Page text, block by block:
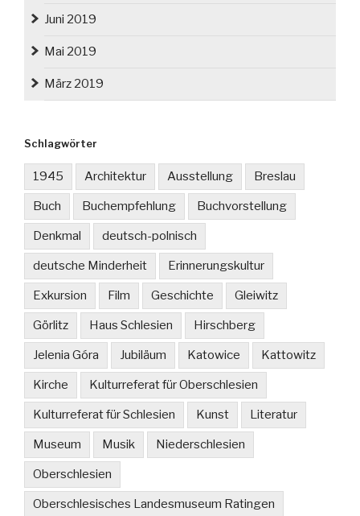
Juni 2019
Mai 2019
März 2019
Schlagwörter
1945 Architektur Ausstellung Breslau
Buch Buchempfehlung Buchvorstellung
Denkmal deutsch-polnisch
deutsche Minderheit Erinnerungskultur
Exkursion Film Geschichte Gleiwitz
Görlitz Haus Schlesien Hirschberg
Jelenia Góra Jubiläum Katowice Kattowitz
Kirche Kulturreferat für Oberschlesien
Kulturreferat für Schlesien Kunst Literatur
Museum Musik Niederschlesien
Oberschlesien
Oberschlesisches Landesmuseum Ratingen